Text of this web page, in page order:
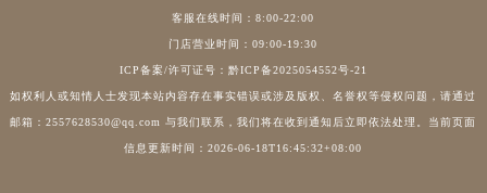
客服在线时间：8:00-22:00
门店营业时间：09:00-19:30
ICP备案/许可证号：黔ICP备2025054552号-21
如权利人或知情人士发现本站内容存在事实错误或涉及版权、名誉权等侵权问题，请通过
邮箱：2557628530@qq.com 与我们联系，我们将在收到通知后立即依法处理。当前页面
信息更新时间：2026-06-18T16:45:32+08:00